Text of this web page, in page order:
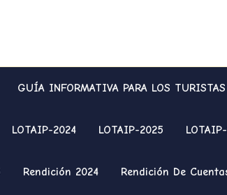
GUÍA INFORMATIVA PARA LOS TURISTAS
LOTAIP-2024 LOTAIP-2025
Rendición 2024 Rendición De